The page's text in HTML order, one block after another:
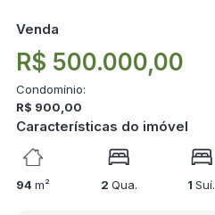
Venda
R$ 500.000,00
Condomínio:
R$ 900,00
Características do imóvel
94 m² 2 Qua. 1Suí.